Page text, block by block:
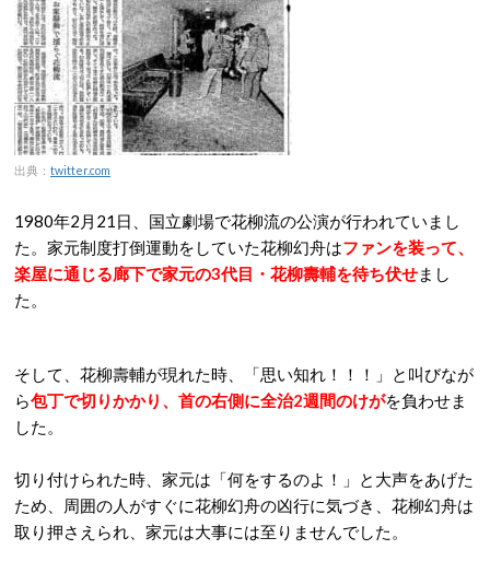
出典： twitter.com
1980年2月21日、国立劇場で花柳流の公演が行われていまし
た。家元制度打倒運動をしていた花柳幻舟はファンを装って、
楽屋に通じる廊下で家元の3代目・花柳壽輔を待ち伏せまし
た。
そして、花柳壽輔が現れた時、「思い知れ！！！」と叫びなが
ら包丁で切りかかり、首の右側に全治2週間のけがを負わせま
した。
切り付けられた時、家元は「何をするのよ！」と大声をあげた
ため、周囲の人がすぐに花柳幻舟の凶行に気づき、花柳幻舟は
取り押さえられ、家元は大事には至りませんでした。